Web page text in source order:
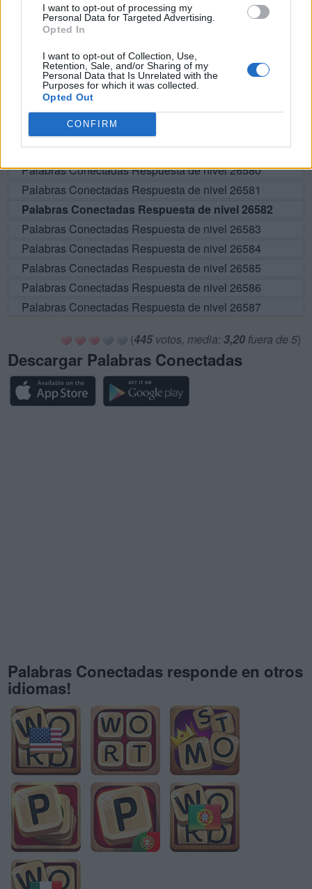
I want to opt-out of processing my
Personal Data for Targeted Advertising.
Opted In
I want to opt-out of Collection, Use,
Retention, Sale, and/or Sharing of my
Personal Data that Is Unrelated with the
Purposes for which it was collected.
Opted Out
CONFIRM
BUSCAR MÁS
RESPUESTAS
Por favor seleccione los niveles:
Palabras Conectadas Respuesta de nivel 26577
Palabras Conectadas Respuesta de nivel 26578
Palabras Conectadas Respuesta de nivel 26579
Palabras Conectadas Respuesta de nivel 26580
Palabras Conectadas Respuesta de nivel 26581
Palabras Conectadas Respuesta de nivel 26582
Palabras Conectadas Respuesta de nivel 26583
Palabras Conectadas Respuesta de nivel 26584
Palabras Conectadas Respuesta de nivel 26585
Palabras Conectadas Respuesta de nivel 26586
Palabras Conectadas Respuesta de nivel 26587
(445votos, media: 3,20 fuera de 5)
Descargar Palabras Conectadas
Palabras Conectadas responde en otros
idiomas!